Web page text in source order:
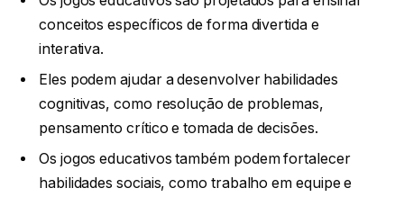
conceitos específicos de forma divertida e
interativa.
Eles podem ajudar a desenvolver habilidades
cognitivas, como resolução de problemas,
pensamento crítico e tomada de decisões.
Os jogos educativos também podem fortalecer
habilidades sociais, como trabalho em equipe e